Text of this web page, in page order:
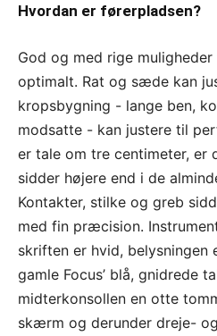
Hvordan er førerpladsen?
God og med rige
optimalt. Rat og sæde kan
kropsbygning - lange ben,
modsatte - kan justere til
er tale om tre centimeter, er
sidder højere end i de
Kontakter, stilke og greb
med fin præcision.
skriften er hvid,
gamle Focus’ blå, gnidrede
midterkonsollen en otte
skærm og derunder dreje-